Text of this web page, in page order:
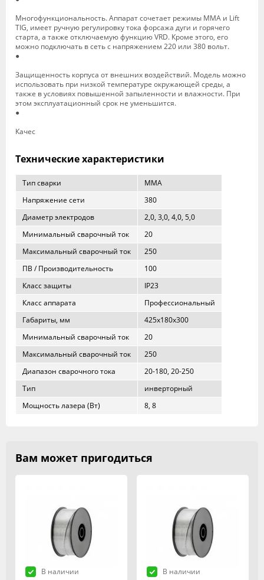
Многофункциональность. Аппарат сочетает режимы ММА и Lift
TIG, имеет ручную регулировку тока форсажа дуги и горячего
старта, а также отключаемую функцию VRD. Кроме этого, его
можно подключать в сеть с напряжением 220 или 380 вольт.
●
Защищенность корпуса от внешних воздействий. Модель можно
использовать при низкой температуре окружающей среды, а
также в условиях повышенной запыленности и влажности. При
этом эксплуатационный срок не уменьшится.
●
Качес
Технические характеристики
Тип сварки
MMA
Напряжение сети
380
Диаметр электродов
2,0, 3,0, 4,0, 5,0
Минимальный сварочный ток
20
Максимальный сварочный ток
250
ПВ / Производительность
100
Класс защиты
IP23
Класс аппарата
Профессиональный
Габариты, мм
425x180x300
Минимальный сварочный ток
20
Максимальный сварочный ток
250
Диапазон сварочного тока
20-180, 20-250
Тип
инверторный
Мощность лазера (Вт)
8, 8
Вам может пригодиться
В наличии В наличии